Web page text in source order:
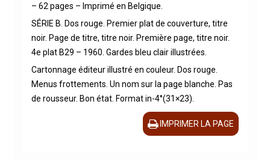
– 62 pages – Imprimé en Belgique.
SÉRIE B. Dos rouge. Premier plat de couverture, titre
noir. Page de titre, titre noir. Première page, titre noir.
4e plat B29 – 1960. Gardes bleu clair illustrées.
Cartonnage éditeur illustré en couleur. Dos rouge.
Menus frottements. Un nom sur la page blanche. Pas
de rousseur. Bon état. Format in-4°(31×23).
IMPRIMER LA PAGE